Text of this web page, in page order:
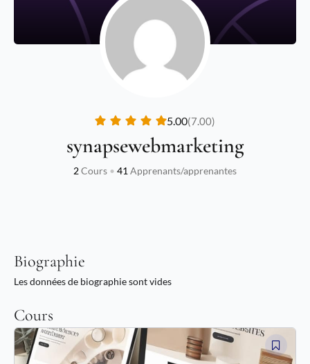
5.00(7.00)
synapsewebmarketing
2Cours • 41 Apprenants/apprenantes
Biographie
Les données de biographie sont vides
Cours
Le
prix
Le
prix